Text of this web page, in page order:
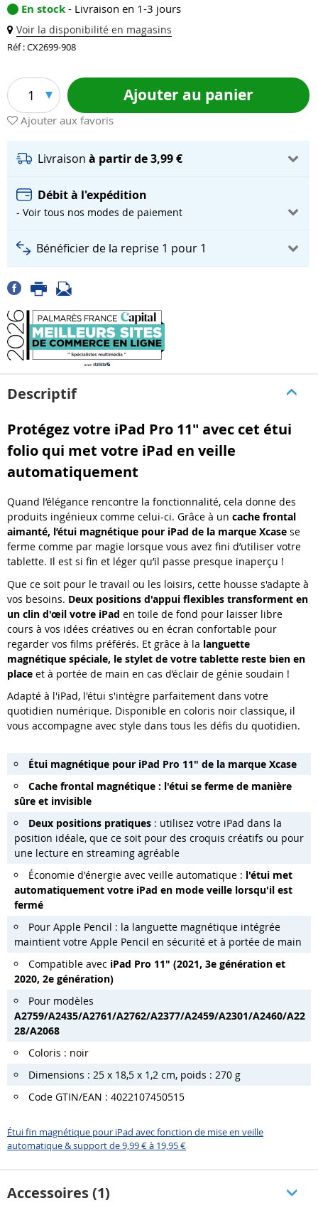
En stock - Livraison en 1-3 jours
Voir la disponibilité en magasins
Réf : CX2699-908
1 Ajouter au panier
Ajouter aux favoris
Livraison à partir de 3,99 €
Débit à l'expédition
- Voir tous nos modes de paiement
Bénéficier de la reprise 1 pour 1
Descriptif
Protégez votre iPad Pro 11" avec cet étui
folio qui met votre iPad en veille
automatiquement
Quand l’élégance rencontre la fonctionnalité, cela donne des
produits ingénieux comme celui-ci. Grâce à un cache frontal
aimanté, l’étui magnétique pour iPad de la marque Xcase se
ferme comme par magie lorsque vous avez fini d’utiliser votre
tablette. Il est si fin et léger qu’il passe presque inaperçu !
Que ce soit pour le travail ou les loisirs, cette housse s'adapte à
vos besoins. Deux positions d'appui flexibles transforment en
un clin d'œil votre iPad en toile de fond pour laisser libre
cours à vos idées créatives ou en écran confortable pour
regarder vos films préférés. Et grâce à la languette
magnétique spéciale, le stylet de votre tablette reste bien en
place et à portée de main en cas d’éclair de génie soudain !
Adapté à l'iPad, l'étui s'intègre parfaitement dans votre
quotidien numérique. Disponible en coloris noir classique, il
vous accompagne avec style dans tous les défis du quotidien.
Étui magnétique pour iPad Pro 11" de la marque Xcase
Cache frontal magnétique : l'étui se ferme de manière
sûre et invisible
Deux positions pratiques : utilisez votre iPad dans la
position idéale, que ce soit pour des croquis créatifs ou pour
une lecture en streaming agréable
Économie d'énergie avec veille automatique : l'étui met
automatiquement votre iPad en mode veille lorsqu'il est
fermé
Pour Apple Pencil : la languette magnétique intégrée
maintient votre Apple Pencil en sécurité et à portée de main
Compatible avec iPad Pro 11" (2021, 3e génération et
2020, 2e génération)
Pour modèles
A2759/A2435/A2761/A2762/A2377/A2459/A2301/A2460/A22
28/A2068
Coloris : noir
Dimensions : 25 x 18,5 x 1,2 cm, poids : 270 g
Code GTIN/EAN : 4022107450515
Étui fin magnétique pour iPad avec fonction de mise en veille
automatique & support de 9,99 € à 19,95 €
Accessoires (1)